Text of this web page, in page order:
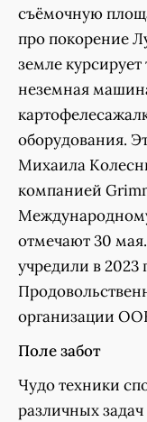
съёмочную
про покорение
земле
неземная
оборудования.
Михаила
компанией
отмечают 30
учредили в 2023
организации
Поле забот
Чудо техники
различных